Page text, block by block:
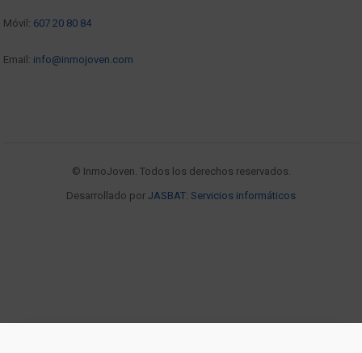
Móvil: 607 20 80 84
Email: info@inmojoven.com
© InmoJoven. Todos los derechos reservados.
Desarrollado por JASBAT: Servicios informáticos